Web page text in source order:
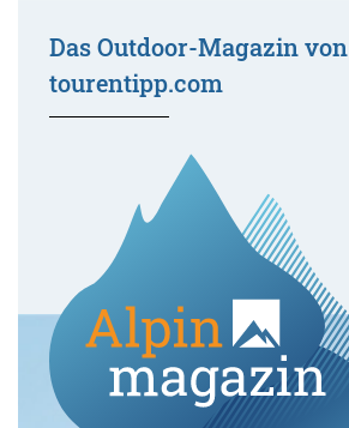
Das Outdoor-Magazin von
tourentipp.com